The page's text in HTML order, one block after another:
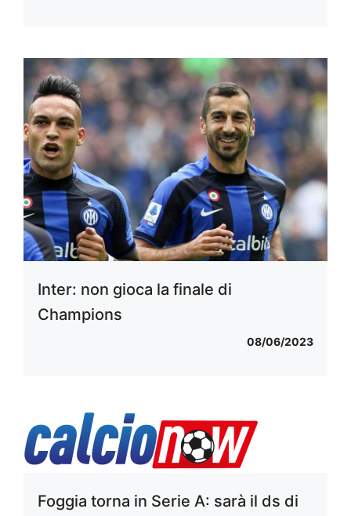
Inter: non gioca la finale di
Champions
08/06/2023
Foggia torna in Serie A: sarà il ds di